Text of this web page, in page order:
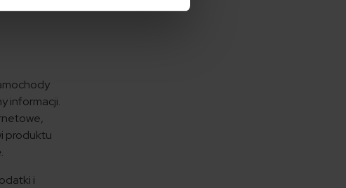
informacji.
produktu
i